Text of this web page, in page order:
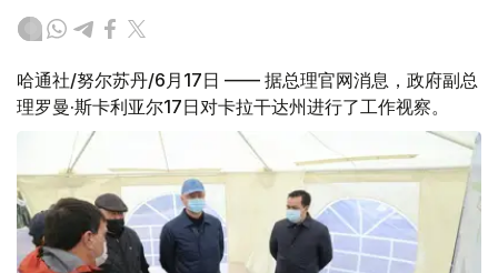
哈通社/努尔苏丹/6月17日 —— 据总理官网消息，政府副总
理罗曼·斯卡利亚尔17日对卡拉干达州进行了工作视察。